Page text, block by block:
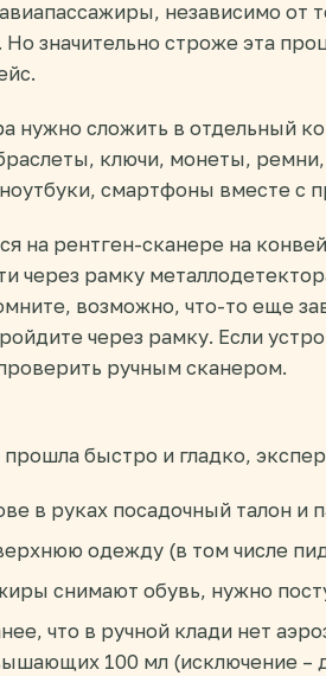
независимо от
Но значительно строже эта
нужно сложить в отдельный
ключи, монеты,
смартфоны вместе с
на рентген-сканере на
через рамку
возможно, что-то еще
через рамку. Если
ручным сканером.
быстро и гладко,
в руках посадочный талон и
одежду (в том числе
снимают обувь, нужно
что в ручной клади нет
100 мл (исключение –